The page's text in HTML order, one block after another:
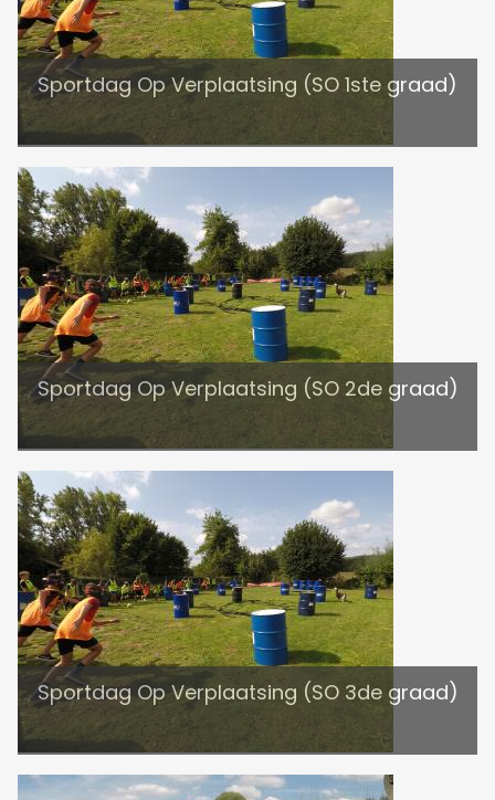
Sportdag Op Verplaatsing (SO 1ste graad)
Sportdag Op Verplaatsing (SO 2de graad)
Sportdag Op Verplaatsing (SO 3de graad)